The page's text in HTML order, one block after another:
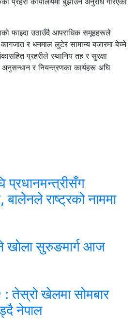
फाइदा उठाउँदै आपराधिक समूहहरूले
कागजात र धनमाल लुटेर सामान्य बजारमा बेच्ने
प्रहरीले स्थानिय तह र सुरक्षा
र नियन्त्रणका कार्यहरू अघि
प्रधानमन्त्रीसँग
राष्ट्रको नाममा
खोला सुरुङमार्ग आज
तेस्रो खेलमा सोमबार
नेपाल